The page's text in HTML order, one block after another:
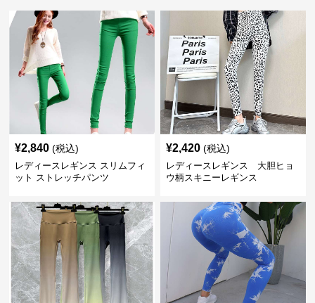
¥2,840 (税込)
レディースレギンス スリムフィ
ット ストレッチパンツ
¥2,420 (税込)
レディースレギンス 大胆ヒョ
ウ柄スキニーレギンス